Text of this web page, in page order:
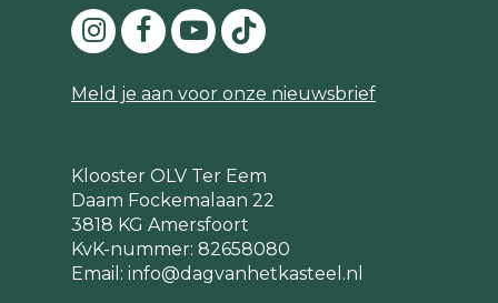
Meld je aan voor onze nieuwsbrief
Klooster OLV Ter Eem
Daam Fockemalaan 22
3818 KG Amersfoort
KvK-nummer: 82658080
Email: info@dagvanhetkasteel.nl